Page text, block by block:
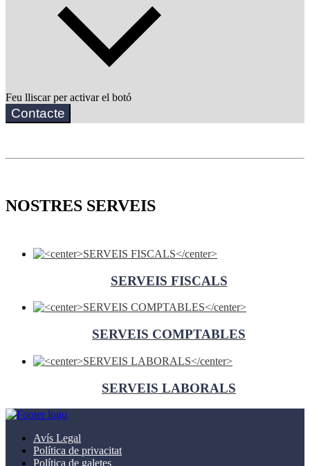
Feu lliscar per activar el botó
Contacte
NOSTRES SERVEIS
SERVEIS FISCALS
SERVEIS COMPTABLES
SERVEIS LABORALS
Avís Legal
Política de privacitat
Política de galetes